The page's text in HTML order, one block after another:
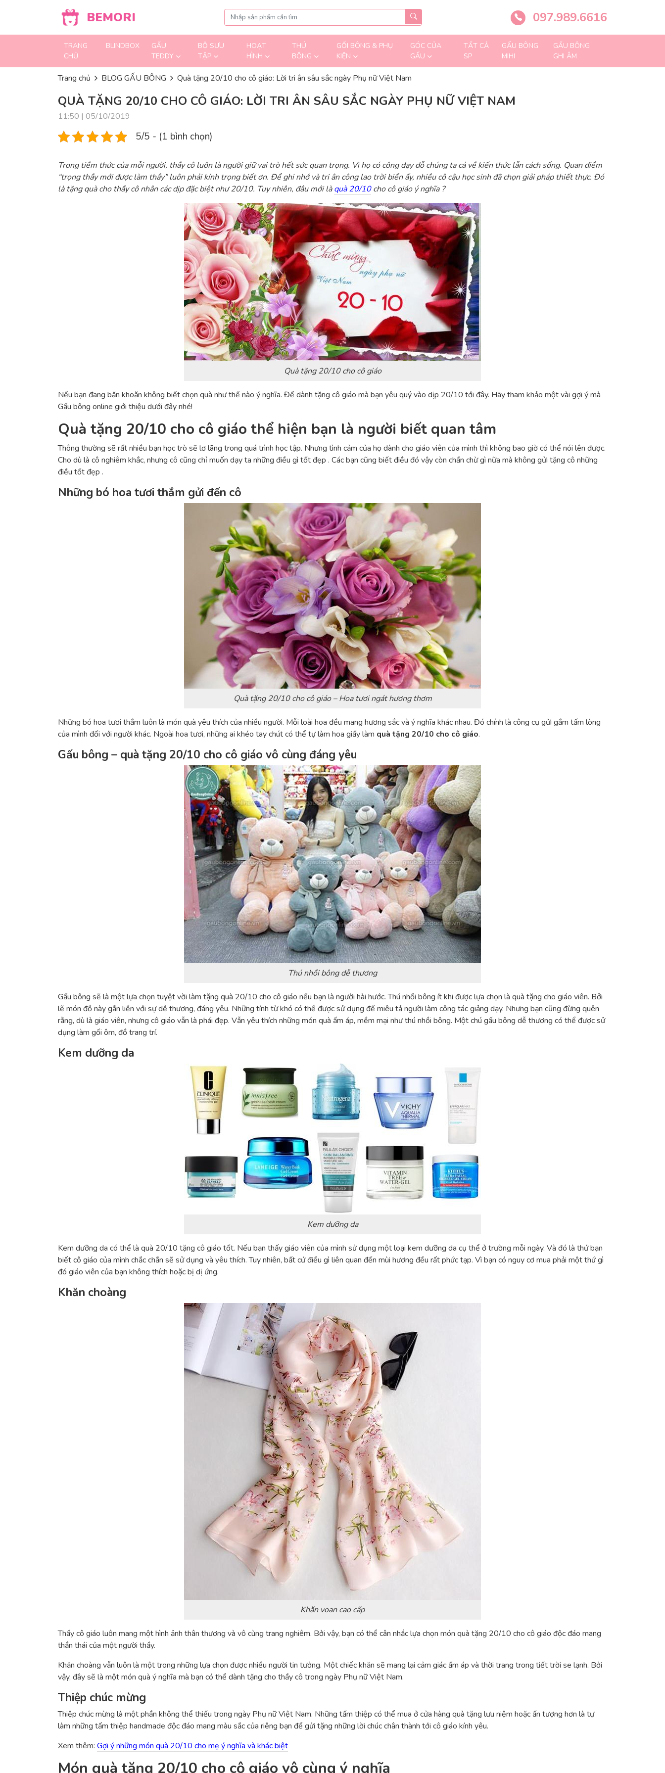
BEMORI 097.989.6616
TRANG
CHỦ
BLINDBOX
GẤU
TEDDY
BỘ SƯU
TẬP
HOẠT
HÌNH
THÚ
BÔNG
GỐI BÔNG & PHỤ
KIỆN
GÓC CỦA
GẤU
TẤT CẢ
SP
GẤU BÔNG
MIHI
GẤU BÔNG
GHI ÂM
Trang chủ BLOG GẤU BÔNG Quà tặng 20/10 cho cô giáo: Lời tri ân sâu sắc ngày Phụ nữ Việt Nam
QUÀ TẶNG 20/10 CHO CÔ GIÁO: LỜI TRI ÂN SÂU SẮC NGÀY PHỤ NỮ VIỆT NAM
11:50 | 05/10/2019
5/5 - (1 bình chọn)
Trong tiềm thức của mỗi người, thầy cô luôn là người giữ vai trò hết sức quan trọng. Vì họ có công dạy dỗ chúng ta cả về kiến thức lẫn cách sống. Quan điểm
“trọng thầy mới được làm thầy” luôn phải kính trọng biết ơn. Để ghi nhớ và tri ân công lao trời biển ấy, nhiều cô cậu học sinh đã chọn giải pháp thiết thực. Đó
là tặng quà cho thầy cô nhân các dịp đặc biệt như 20/10. Tuy nhiên, đâu mới làquà 20/10cho cô giáoý nghĩa ?
Quà tặng 20/10 cho cô giáo
Nếu bạn đang băn khoăn không biết chọn quà như thế nào ý nghĩa. Để dành tặng cô giáo mà bạn yêu quý vào dịp 20/10 tới đây. Hãy tham khảo một vài gợi ý mà
Gấu bông online giới thiệu dưới đây nhé!
Quà tặng 20/10 cho cô giáo thể hiện bạn là người biết quan tâm
Thông thường sẽ rất nhiều bạn học trò sẽ lơ lãng trong quá trình học tập. Nhưng tình cảm của họ dành cho giáo viên của mình thì không bao giờ có thể nói lên được.
Cho dù là cô nghiêm khắc, nhưng cô cũng chỉ muốn dạy ta những điều gì tốt đẹp . Các bạn cũng biết điều đó vậy còn chần chừ gì nữa mà không gửi tặng cô những
điều tốt đẹp .
Những bó hoa tươi thắm gửi đến cô
Quà tặng 20/10 cho cô giáo – Hoa tươi ngát hương thơm
Những bó hoa tươi thắm luôn là món quà yêu thích của nhiều người. Mỗi loài hoa đều mang hương sắc và ý nghĩa khác nhau. Đó chính là công cụ gửi gắm tấm lòng
của mình đối với người khác. Ngoài hoa tươi, những ai khéo tay chút có thể tự làm hoa giấy làm quà tặng 20/10 cho cô giáo.
Gấu bông – quà tặng 20/10 cho cô giáo vô cùng đáng yêu
Thú nhồi bông dễ thương
Gấu bông sẽ là một lựa chọn tuyệt vời làm tặng quà 20/10 cho cô giáo nếu bạn là người hài hước. Thú nhồi bông ít khi được lựa chọn là quà tặng cho giáo viên. Bởi
lẽ món đồ này gắn liền với sự dễ thương, đáng yêu. Những tính từ khó có thể được sử dụng để miêu tả người làm công tác giảng dạy. Nhưng bạn cũng đừng quên
rằng, dù là giáo viên, nhưng cô giáo vẫn là phái đẹp. Vẫn yêu thích những món quà ấm áp, mềm mại như thú nhồi bông. Một chú gấu bông dễ thương có thể được sử
dụng làm gối ôm, đồ trang trí.
Kem dưỡng da
Kem dưỡng da
Kem dưỡng da có thể là quà 20/10 tặng cô giáo tốt. Nếu bạn thấy giáo viên của mình sử dụng một loại kem dưỡng da cụ thể ở trường mỗi ngày. Và đó là thứ bạn
biết cô giáo của mình chắc chắn sẽ sử dụng và yêu thích. Tuy nhiên, bất cứ điều gì liên quan đến mùi hương đều rất phức tạp. Vì bạn có nguy cơ mua phải một thứ gì
đó giáo viên của bạn không thích hoặc bị dị ứng.
Khăn choàng
Khăn voan cao cấp
Thầy cô giáo luôn mang một hình ảnh thân thương và vô cùng trang nghiêm. Bởi vậy, bạn có thể cân nhắc lựa chọn món quà tặng 20/10 cho cô giáo độc đáo mang
thần thái của một người thầy.
Khăn choàng vẫn luôn là một trong những lựa chọn được nhiều người tin tưởng. Một chiếc khăn sẽ mang lại cảm giác ấm áp và thời trang trong tiết trời se lạnh. Bởi
vậy, đây sẽ là một món quà ý nghĩa mà bạn có thể dành tặng cho thầy cô trong ngày Phụ nữ Việt Nam.
Thiệp chúc mừng
Thiệp chúc mừng là một phần không thể thiếu trong ngày Phụ nữ Việt Nam. Những tấm thiệp có thể mua ở cửa hàng quà tặng lưu niệm hoặc ấn tượng hơn là tự
làm những tấm thiệp handmade độc đáo mang màu sắc của riêng bạn để gửi tặng những lời chúc chân thành tới cô giáo kính yêu.
Xem thêm: Gợi ý những món quà 20/10 cho mẹ ý nghĩa và khác biệt
Món quà tặng 20/10 cho cô giáo vô cùng ý nghĩa